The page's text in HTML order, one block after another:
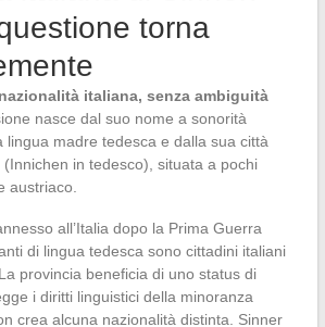
torna
italiana, senza ambiguità
nasce dal suo nome a sonorità
lingua madre tedesca e dalla sua città
in tedesco), situata a pochi
austriaco.
all’Italia dopo la Prima Guerra
di lingua tedesca sono cittadini italiani
provincia beneficia di uno status di
i diritti linguistici della minoranza
crea alcuna nazionalità distinta. Sinner